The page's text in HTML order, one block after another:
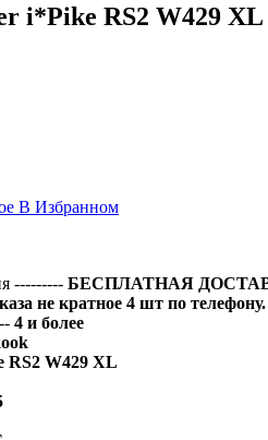
RS2 W429 XL
В Избранном
--------- БЕСПЛАТНАЯ
не кратное 4 шт по телефону.
4 и более
RS2 W429 XL